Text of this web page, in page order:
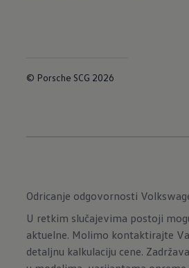
© Porsche SCG 2026
Odricanje odgovornosti
U retkim slučajevima postoji
aktuelne. Molimo kontaktirajte
detaljnu kalkulaciju cene.